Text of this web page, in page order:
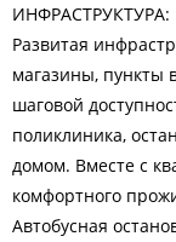
ИНФРАСТРУКТУРА:
Развитая
магазины, пункты
шаговой
поликлиника,
домом. Вместе с
комфортного
Автобусная